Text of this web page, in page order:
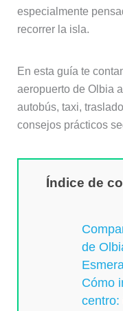
especialmente
recorrer la isla.
En esta guía te
aeropuerto de Olbia
autobús, taxi,
consejos prácticos
Índice de
de
Cómo
centro: